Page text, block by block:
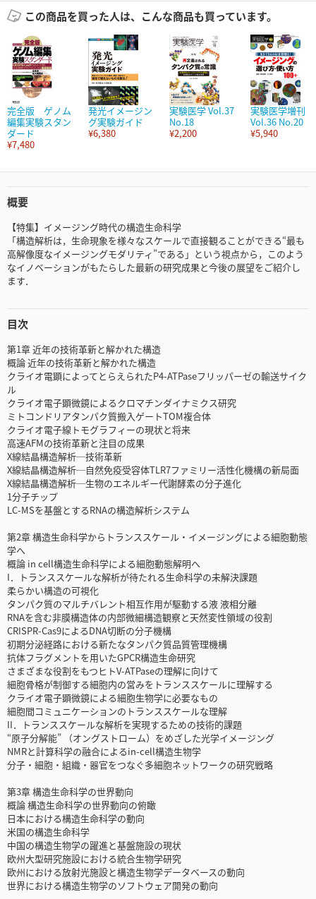
この商品を買った人は、こんな商品も買っています。
完全版 ゲノム
編集実験スタン
ダード
¥7,480
発光イメージン
グ実験ガイド
¥6,380
実験医学 Vol.37
No.18
¥2,200
実験医学増刊
Vol.36 No.20
¥5,940
概要
【特集】イメージング時代の構造生命科学
「構造解析は，生命現象を様々なスケールで直接観ることができる“最も
高解像度なイメージングモダリティ”である」という視点から，このよう
なイノベーションがもたらした最新の研究成果と今後の展望をご紹介し
ます．
目次
第1章 近年の技術革新と解かれた構造
概論 近年の技術革新と解かれた構造
クライオ電顕によってとらえられたP4-ATPaseフリッパーゼの輸送サイク
ル
クライオ電子顕微鏡によるクロマチンダイナミクス研究
ミトコンドリアタンパク質搬入ゲートTOM複合体
クライオ電子線トモグラフィーの現状と将来
高速AFMの技術革新と注目の成果
X線結晶構造解析─技術革新
X線結晶構造解析─自然免疫受容体TLR7ファミリー活性化機構の新局面
X線結晶構造解析─生物のエネルギー代謝酵素の分子進化
1分子チップ
LC-MSを基盤とするRNAの構造解析システム
第2章 構造生命科学からトランススケール・イメージングによる細胞動態
学へ
概論 in cell構造生命科学による細胞動態解明へ
I．トランススケールな解析が待たれる生命科学の未解決課題
柔らかい構造の可視化
タンパク質のマルチバレント相互作用が駆動する液 液相分離
RNAを含む非膜構造体の内部微細構造観察と天然変性領域の役割
CRISPR-Cas9によるDNA切断の分子機構
初期分泌経路における新たなタンパク質品質管理機構
抗体フラグメントを用いたGPCR構造生命研究
さまざまな役割をもつヒトV-ATPaseの理解に向けて
細胞骨格が制御する細胞内の営みをトランススケールに理解する
クライオ電子顕微鏡による細胞生物学に必要なもの
細胞間コミュニケーションのトランススケールな理解
II．トランススケールな解析を実現するための技術的課題
“原子分解能” （オングストローム）をめざした光学イメージング
NMRと計算科学の融合によるin-cell構造生物学
分子・細胞・組織・器官をつなぐ多細胞ネットワークの研究戦略
第3章 構造生命科学の世界動向
概論 構造生命科学の世界動向の俯瞰
日本における構造生命科学の動向
米国の構造生命科学
中国の構造生物学の躍進と基盤施設の現状
欧州大型研究施設における統合生物学研究
欧州における放射光施設と構造生物学データベースの動向
世界における構造生物学のソフトウェア開発の動向